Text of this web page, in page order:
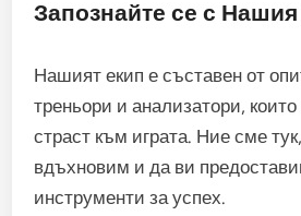
Запознайте се с
Нашият екип е съставен от
треньори и анализатори,
страст към играта. Ние сме
вдъхновим и да ви
инструменти за успех.